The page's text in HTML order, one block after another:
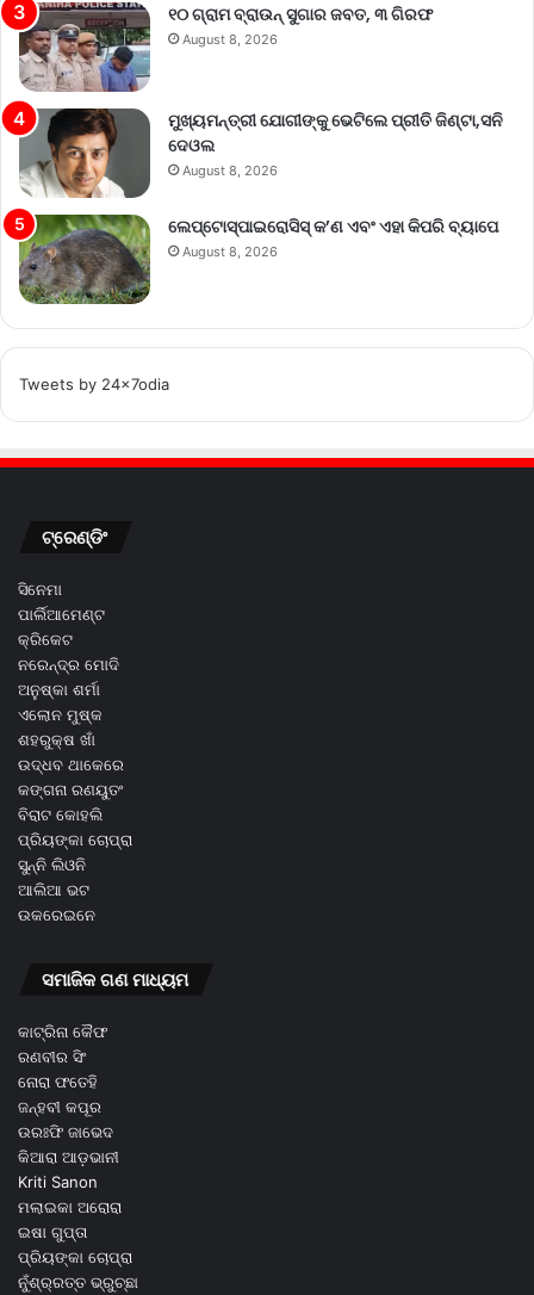
୧୦ ଗ୍ରାମ ବ୍ରାଉନ୍ ସୁଗାର ଜବତ, ୩ ଗିରଫ
August 8, 2026
ମୁଖ୍ୟମନ୍ତ୍ରୀ ଯୋଗୀଙ୍କୁ ଭେଟିଲେ ପ୍ରୀତି ଜିଣ୍ଟା,ସନି
ଦେଓଲ
August 8, 2026
ଲେପ୍ଟୋସ୍ପାଇରୋସିସ୍ କ’ଣ ଏବଂ ଏହା କିପରି ବ୍ୟାପେ
August 8, 2026
Tweets by 24x7odia
ଟ୍ରେଣ୍ଡିଂ
ସିନେମା
ପାର୍ଲିଆମେଣ୍ଟ
କ୍ରିକେଟ
ନରେନ୍ଦ୍ର ମୋଦି
ଅନୁଷ୍କା ଶର୍ମା
ଏଲୋନ ମୁଷ୍କ
ଶହରୁକ୍ଷ ଖାଁ
ଉଦ୍ଧବ ଥାକେରେ
କଙ୍ଗନା ରଣୟୁତଂ
ବିରାଟ କୋହଲି
ପ୍ରିୟଙ୍କା ଚୋପ୍ରା
ସୁନ୍ନି ଲିଓନି
ଆଲିଆ ଭଟ
ଉକରେଇନେ
ସମାଜିକ ଗଣ ମାଧ୍ୟମ
କାଟ୍ରିନା କୈଫ
ରଣବୀର ସିଂ
ନୋରା ଫତେହି
ଜନ୍ହବୀ କପୂର
ଉରଃଫି ଜାଭେଦ
କିଆରା ଆଡ଼ଭାନୀ
Kriti Sanon
ମଲାଇକା ଅରୋରା
ଇଷା ଗୁପ୍ତା
ପ୍ରିୟଙ୍କା ଚୋପ୍ରା
ନୁଁଶ୍ର୍ରତ୍ତ ଭ୍ରୁଚ୍ଛା